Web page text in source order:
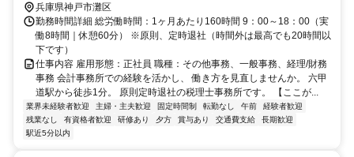
兵庫県神戸市灘区
勤務時間詳細 総労働時間：1ヶ月あたり160時間 9：00～18：00（実
働8時間｜休憩60分） ※原則、定時退社（時間外は最高でも20時間以
下です）
仕事内容 雇用形態：正社員 職種：その他事務、一般事務、経理/財務
事務 会計事務所での経験を活かし、 働き方を見直しませんか。 六甲
道駅から徒歩1分。 原則定時退社の税理士事務所です。 【ここが...
業界未経験者歓迎 主婦・主夫歓迎 固定時間制 転勤なし 午前
経験者歓迎
残業なし
有資格者歓迎 研修あり 夕方 賞与あり 交通費支給
長期歓迎
駅近5分以内